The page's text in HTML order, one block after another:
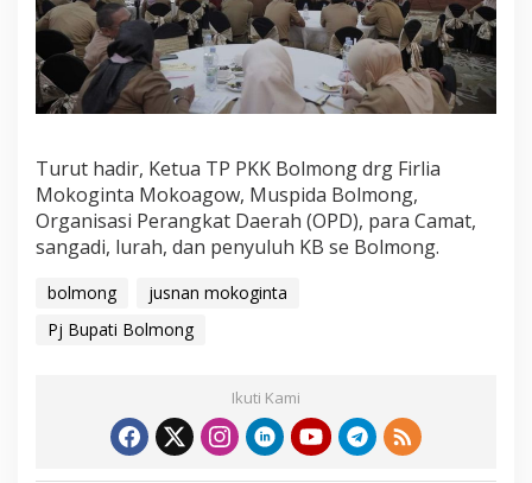
Turut hadir, Ketua TP PKK Bolmong drg Firlia
Mokoginta Mokoagow, Muspida Bolmong,
Organisasi Perangkat Daerah (OPD), para Camat,
sangadi, lurah, dan penyuluh KB se Bolmong.
bolmong
jusnan mokoginta
Pj Bupati Bolmong
Ikuti Kami